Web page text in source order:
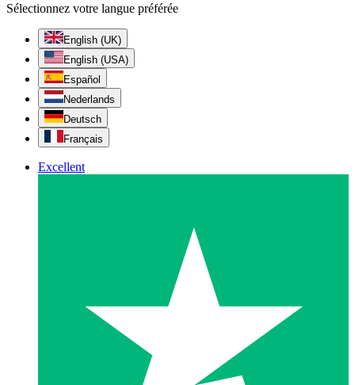
Sélectionnez votre langue préférée
English (UK)
English (USA)
Español
Nederlands
Deutsch
Français
Excellent